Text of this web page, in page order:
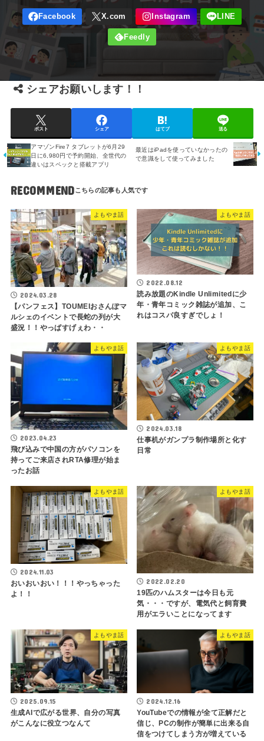
シェアお願いします！！
ポスト シェア はてブ 送る
最近はiPadを使っていなかったの
で意識をして使ってみました
アマゾンFire7 タブレットが6月29
日に6,980円で予約開始、全世代の
違いはスペックと搭載アプリ
RECOMMEND
よもやま話
2024.03.28
【パンフェス】TOUMEIおさんぽマ
ルシェのイベントで長蛇の列が大
盛況！！やっぱすげぇわ・・
よもやま話
2022.08.12
読み放題のKindle Unlimitedに少
年・青年コミック雑誌が追加、こ
れはコスパ良すぎでしょ！
よもやま話
2023.04.23
飛び込みで中国の方がパソコンを
持ってご来店されRTA修理が始ま
ったお話
よもやま話
2024.03.18
仕事机がガンプラ制作場所と化す
日常
よもやま話
2024.11.03
おいおいおい！！！やっちゃった
よ！！
よもやま話
2022.02.20
19匹のハムスターは今日も元
気・・・ですが、電気代と飼育費
用がエラいことになってます
よもやま話
2025.09.15
生成AIで広がる世界、自分の写真
がこんなに役立つなんて
よもやま話
2024.12.16
YouTubeでの情報が全て正解だと
信じ、PCの制作が簡単に出来る自
信をつけてしまう方が増えている